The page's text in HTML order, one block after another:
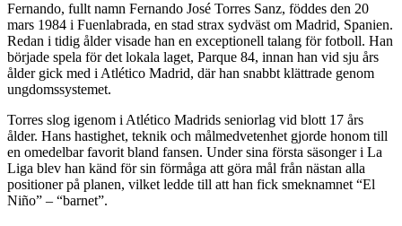
Fernando, fullt namn Fernando José Torres Sanz, föddes den 20
mars 1984 i Fuenlabrada, en stad strax sydväst om Madrid, Spanien.
Redan i tidig ålder visade han en exceptionell talang för fotboll. Han
började spela för det lokala laget, Parque 84, innan han vid sju års
ålder gick med i Atlético Madrid, där han snabbt klättrade genom
ungdomssystemet.
Torres slog igenom i Atlético Madrids seniorlag vid blott 17 års
ålder. Hans hastighet, teknik och målmedvetenhet gjorde honom till
en omedelbar favorit bland fansen. Under sina första säsonger i La
Liga blev han känd för sin förmåga att göra mål från nästan alla
positioner på planen, vilket ledde till att han fick smeknamnet “El
Niño” – “barnet”.